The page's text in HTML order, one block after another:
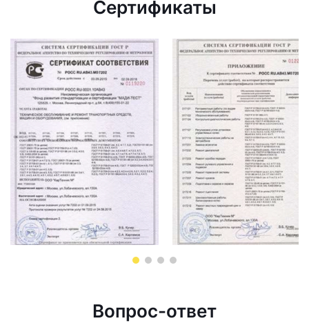
Сертификаты
Вопрос-ответ